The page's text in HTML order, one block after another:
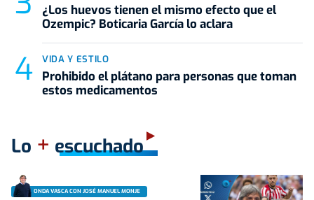
¿Los huevos tienen el mismo efecto que el
Ozempic? Boticaria García lo aclara
VIDA Y ESTILO
Prohibido el plátano para personas que toman
estos medicamentos
Lo + escuchado
ONDA VASCA CON JOSÉ MANUEL MONJE